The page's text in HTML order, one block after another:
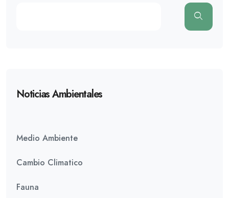
Noticias Ambientales
Medio Ambiente
Cambio Climatico
Fauna